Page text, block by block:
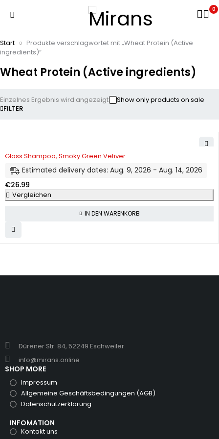
0
Wheat Protein (Active ingredients)
Start
Produkte verschlagwortet mit „Wheat Protein (Active
ingredients)“
FILTER
Einzelnes Ergebnis wird angezeigt Show only products on sale
Gloss Shampoo, Smoky Green Vetiver
Estimated delivery dates: Aug. 9, 2026 - Aug. 14, 2026
€26.99
Vergleichen
IN DEN WARENKORB
Dürener Str. 84, 52249 Eschweiler
info@mirans.online
SHOP MORE
Impressum
Allgemeine Geschäftsbedingungen (AGB)
Datenschutzerklärung
INFOMATION
Kontakt uns